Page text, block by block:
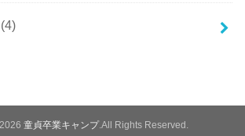
(4)
童貞卒業キャンプ.All Rights Reserved.